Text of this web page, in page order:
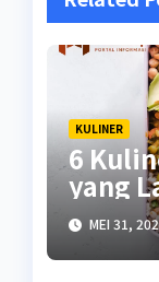
KULINER
6
yang
MEI 31,